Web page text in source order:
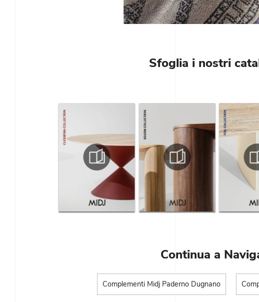
Sfoglia i nostri
Continua a
Complementi Midj Paderno Dugnano